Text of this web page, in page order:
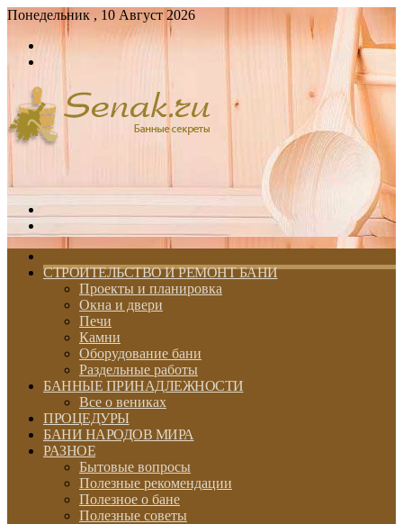
Понедельник , 10 Август 2026
Войти
skin
СТРОИТЕЛЬСТВО И РЕМОНТ БАНИ
Проекты и планировка
Окна и двери
Печи
Камни
Оборудование бани
Раздельные работы
БАННЫЕ ПРИНАДЛЕЖНОСТИ
Все о вениках
ПРОЦЕДУРЫ
БАНИ НАРОДОВ МИРА
РАЗНОЕ
Бытовые вопросы
Полезные рекомендации
Полезное о бане
Полезные советы